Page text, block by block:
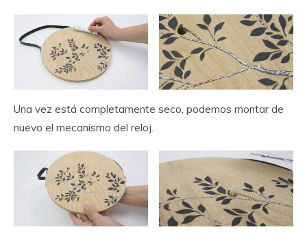
Una vez está completamente seco, podemos montar de
nuevo el mecanismo del reloj.